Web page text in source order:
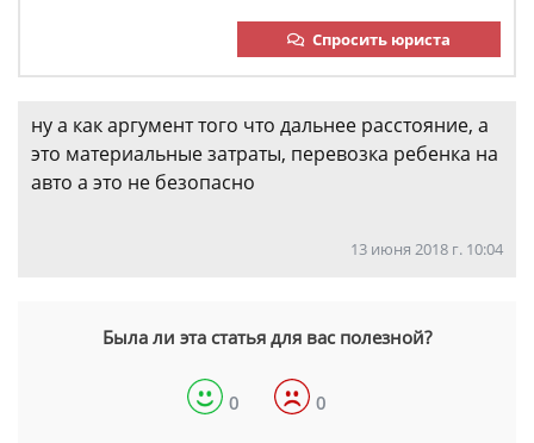
Спросить юриста
ну а как аргумент того что дальнее расстояние, а
это материальные затраты, перевозка ребенка на
авто а это не безопасно
13 июня 2018 г. 10:04
Была ли эта статья для вас полезной?
0 0